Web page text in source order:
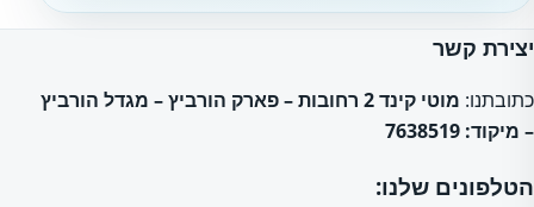
יצירת קשר
כתובתנו:
מוטי קינד 2 רחובות – פארק הורביץ – מגדל הורביץ
– מיקוד: 7638519
הטלפונים שלנו: